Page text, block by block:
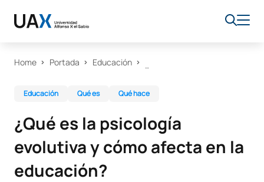
Home Portada Educación
Educación Qué es Qué hace
¿Qué es la psicología
evolutiva y cómo afecta en la
educación?